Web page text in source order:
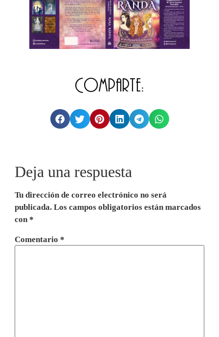
Comparte:
Deja una respuesta
Tu dirección de correo electrónico no será
publicada. Los campos obligatorios están marcados
con*
Comentario *